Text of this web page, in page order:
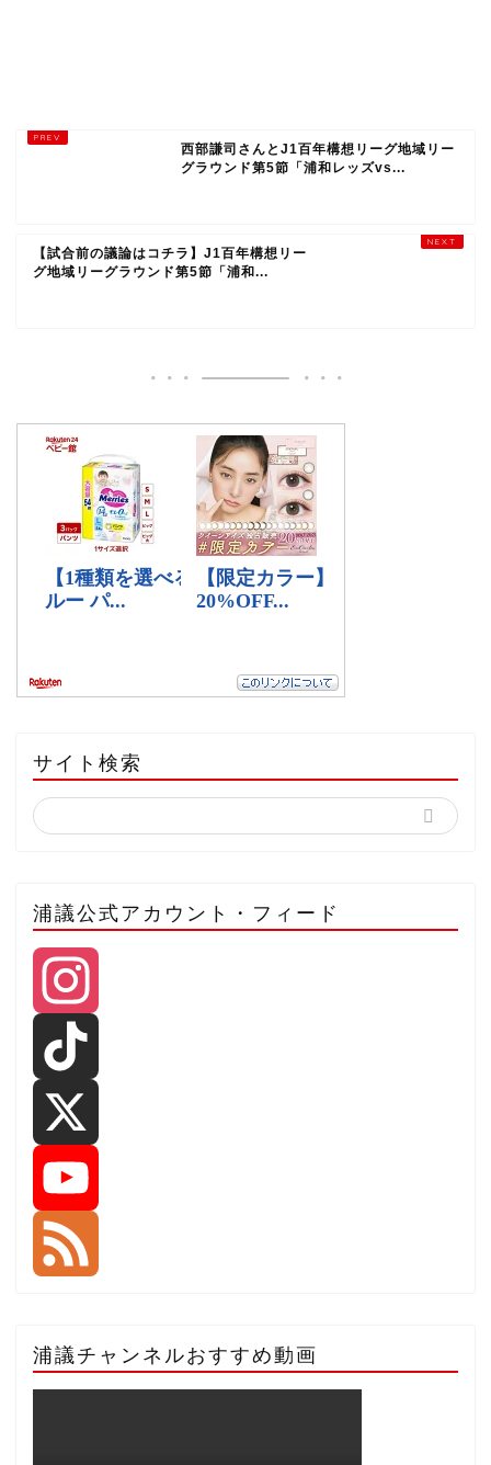
西部謙司さんとJ1百年構想リーグ地域リー
グラウンド第5節「浦和レッズvs...
【試合前の議論はコチラ】J1百年構想リー
グ地域リーグラウンド第5節「浦和...
サイト検索
浦議公式アカウント・フィード
g
o
X
Y
u
e
浦議チャンネルおすすめ動画